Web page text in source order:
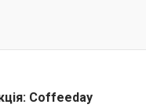
Coffeeday